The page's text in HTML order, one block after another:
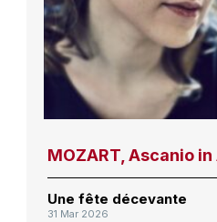
MOZART, Ascanio in
Une fête décevante
31 Mar 2026